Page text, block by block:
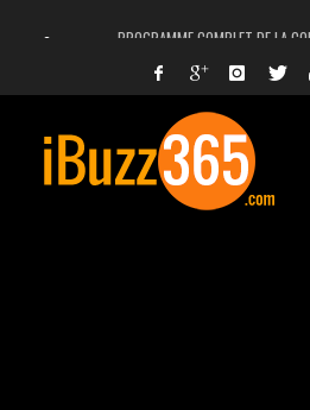
PROGRAMME COMPLET DE LA
FACEBOOK, INSTAGRAM ET WHATSAPP
UNE VIDÉO 4K MONTRE LA PLANÈTE
LANCEMENT DU PREMIER
DÉCÈS DE L’EX-PRÉSIDENT ZINE EL